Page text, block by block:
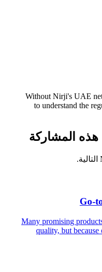
Without Nirji's UAE
to understand the
المشاركة
Go-
Many promising
quality, but